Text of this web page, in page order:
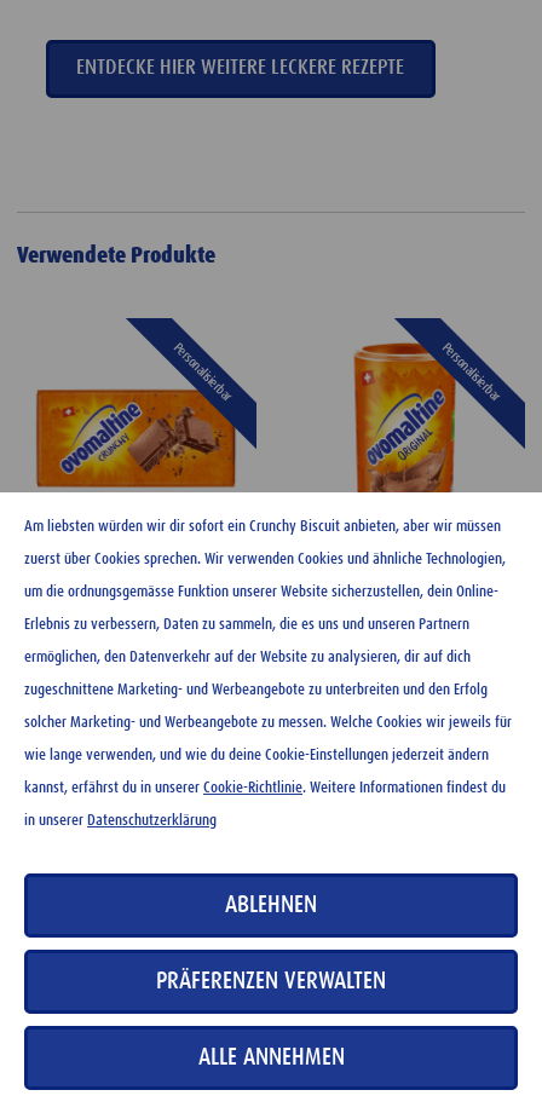
ENTDECKE HIER WEITERE LECKERE REZEPTE
Verwendete Produkte
Personalisierbar
g
Personalisierbar
CHF 9.85
KONTAKT
NUTZUNGSBEDINGUNGEN
DATENSCHUTZERKLÄRUNG
COOKIE-RICHTLINIEN
Am liebsten würden wir dir sofort ein Crunchy Biscuit anbieten, aber wir müssen
zuerst über Cookies sprechen. Wir verwenden Cookies und ähnliche Technologien,
um die ordnungsgemässe Funktion unserer Website sicherzustellen, dein Online-
Erlebnis zu verbessern, Daten zu sammeln, die es uns und unseren Partnern
ermöglichen, den Datenverkehr auf der Website zu analysieren, dir auf dich
zugeschnittene Marketing- und Werbeangebote zu unterbreiten und den Erfolg
solcher Marketing- und Werbeangebote zu messen. Welche Cookies wir jeweils für
wie lange verwenden, und wie du deine Cookie-Einstellungen jederzeit ändern
kannst, erfährst du in unserer Cookie-Richtlinie. Weitere Informationen findest du
in unserer Datenschutzerklärung
ABLEHNEN
PRÄFERENZEN VERWALTEN
ALLE ANNEHMEN